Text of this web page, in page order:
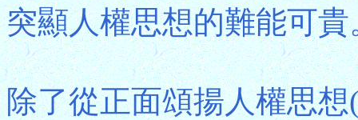
突顯人權思想的難能可貴
除了從正面頌揚人權思